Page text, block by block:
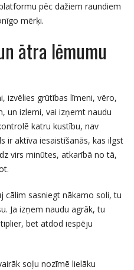
pēc dažiem raundiem
mērķi.
ātra lēmumu
izvēlies grūtības līmeni, vēro,
un izlemi, vai izņemt naudu
katru kustību, nav
ir aktīva iesaistīšanās, kas ilgst
virs minūtes, atkarībā no tā,
cālim sasniegt nākamo soli, tu
Ja izņem naudu agrāk, tu
bet atdod iespēju
soļu nozīmē lielāku